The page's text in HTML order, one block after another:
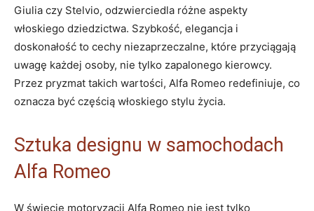
Giulia czy Stelvio, odzwierciedla różne aspekty
włoskiego​ dziedzictwa. Szybkość, elegancja i
doskonałość to cechy niezaprzeczalne, które⁤ przyciągają
uwagę każdej osoby,⁤ nie tylko zapalonego kierowcy.
Przez pryzmat takich wartości, Alfa Romeo ​redefiniuje, co
oznacza⁤ być⁣ częścią ‌włoskiego stylu życia.
Sztuka designu w samochodach
Alfa Romeo
W świecie motoryzacji Alfa Romeo nie jest‍ tylko